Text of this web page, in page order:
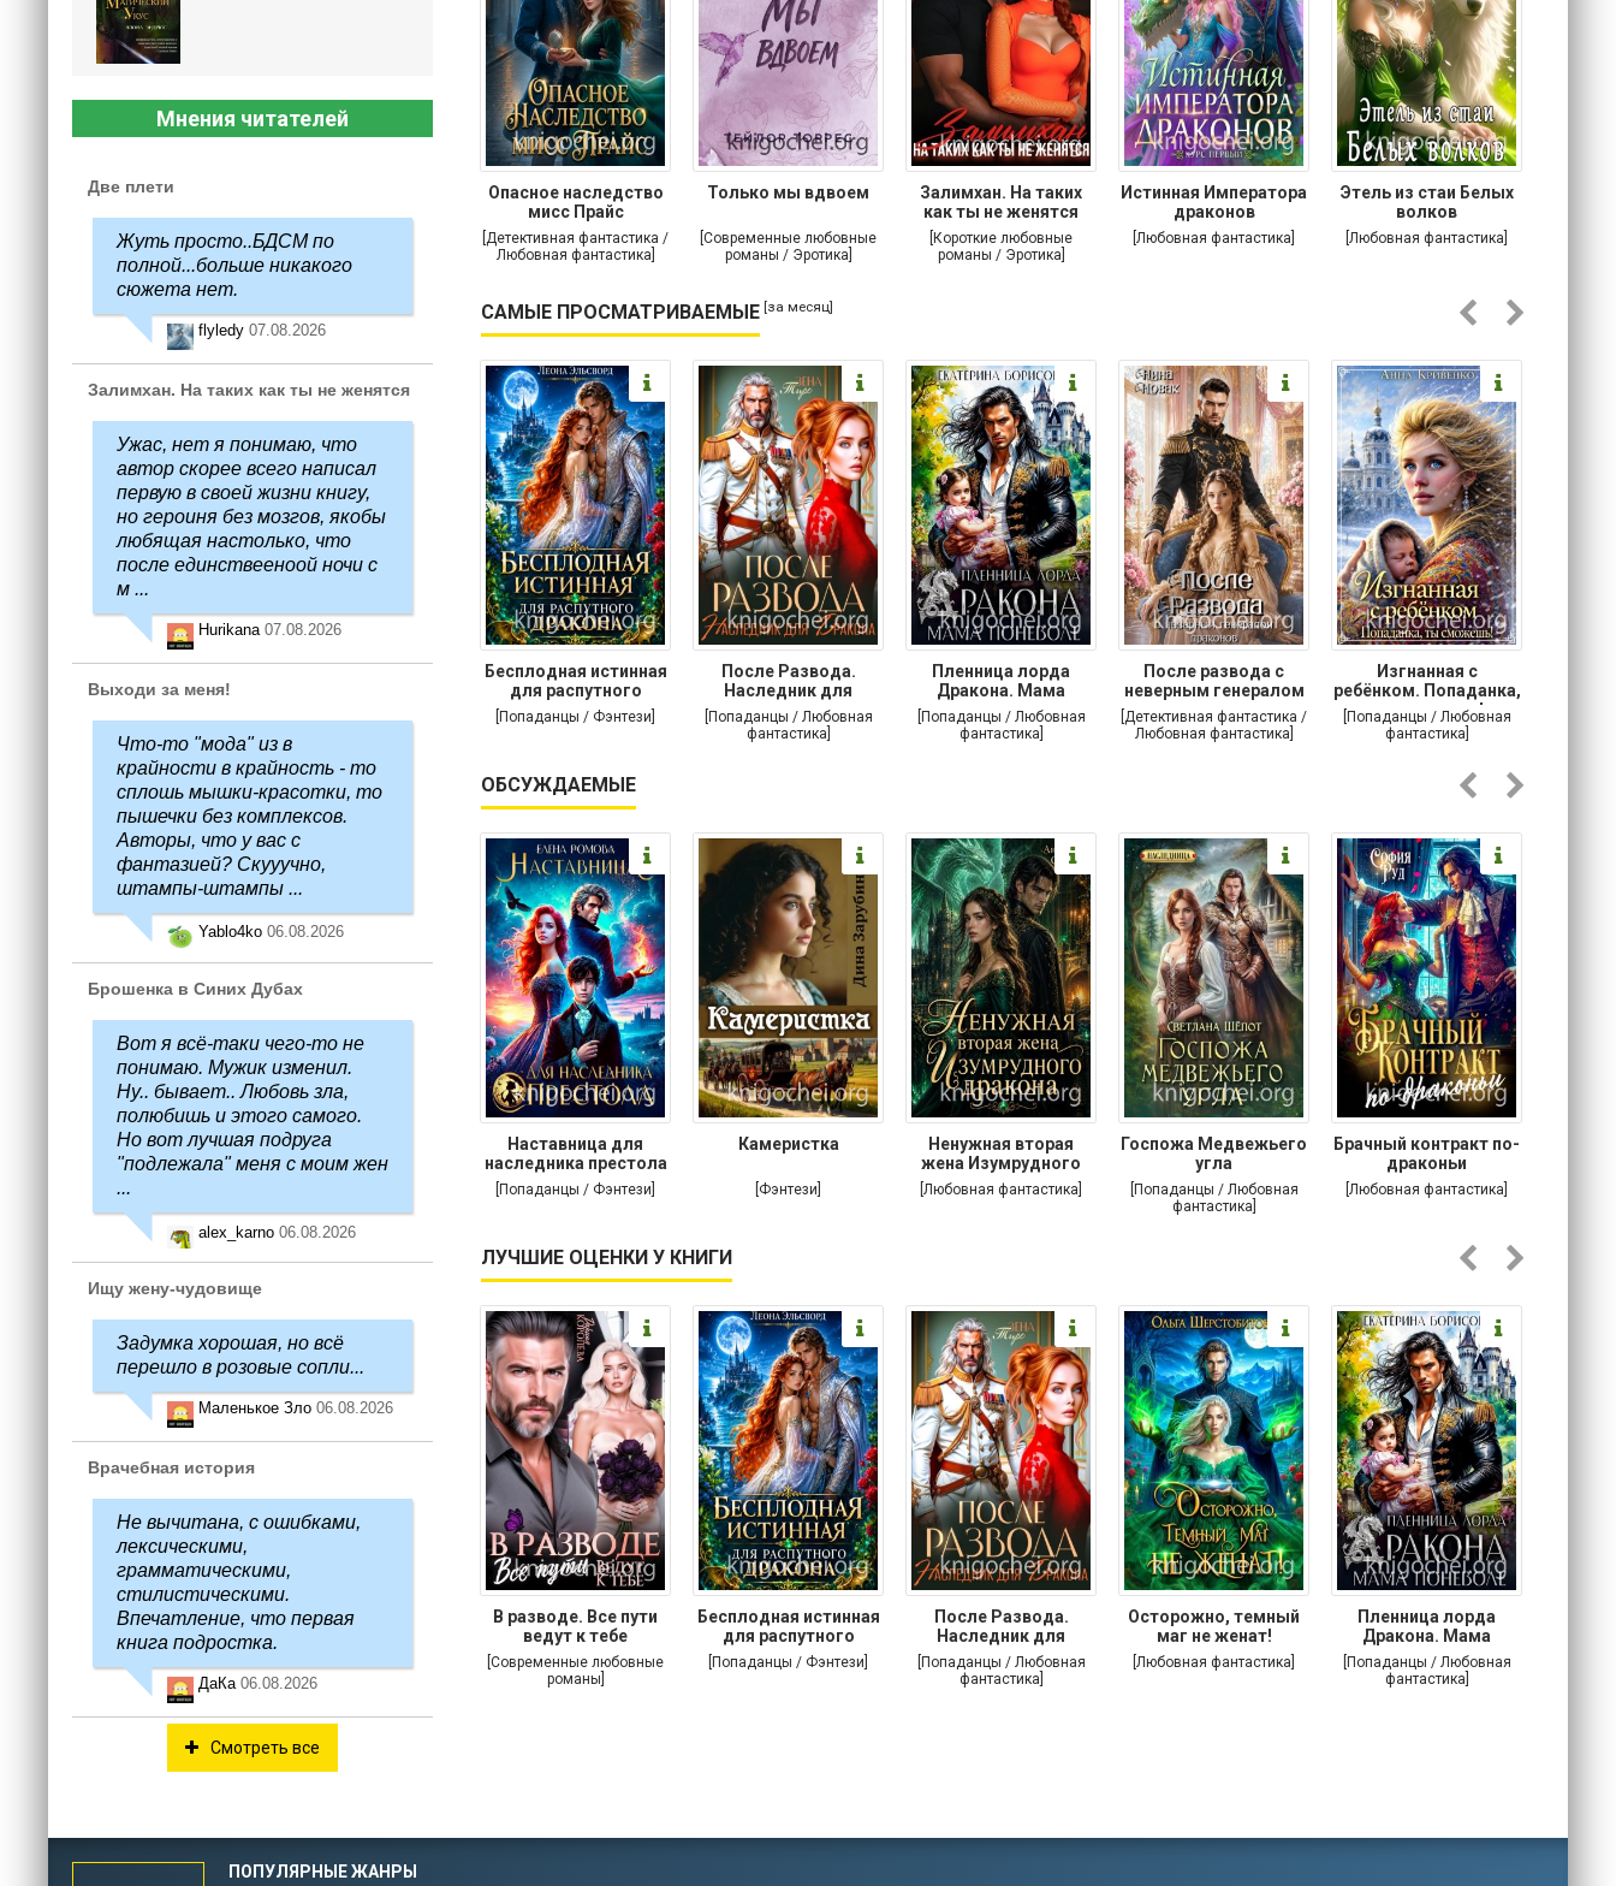
Опасное наследство
мисс Прайс
[Детективная фантастика /
Любовная фантастика]
Только мы вдвоем
[Современные любовные
романы / Эротика]
Залимхан. На таких
как ты не женятся
[Короткие любовные
романы / Эротика]
Истинная Императора
драконов
[Любовная фантастика]
Этель из стаи Белых
волков
[Любовная фантастика]
САМЫЕ ПРОСМАТРИВАЕМЫЕ [за месяц]
Бесплодная истинная
для распутного
дракона
[Попаданцы / Фэнтези]
После Развода.
Наследник для
дракона
[Попаданцы / Любовная
фантастика]
Пленница лорда
Дракона. Мама
поневоле
[Попаданцы / Любовная
фантастика]
После развода с
неверным генералом
драконов
[Детективная фантастика /
Любовная фантастика]
Изгнанная с
ребёнком. Попаданка,
ты сможешь!
[Попаданцы / Любовная
фантастика]
ОБСУЖДАЕМЫЕ
Наставница для
наследника престола
[Попаданцы / Фэнтези]
Камеристка
[Фэнтези]
Ненужная вторая
жена Изумрудного
дракона
[Любовная фантастика]
Госпожа Медвежьего
угла
[Попаданцы / Любовная
фантастика]
Брачный контракт по-
драконьи
[Любовная фантастика]
ЛУЧШИЕ ОЦЕНКИ У КНИГИ
В разводе. Все пути
ведут к тебе
[Современные любовные
романы]
Бесплодная истинная
для распутного
дракона
[Попаданцы / Фэнтези]
После Развода.
Наследник для
дракона
[Попаданцы / Любовная
фантастика]
Осторожно, темный
маг не женат!
[Любовная фантастика]
Пленница лорда
Дракона. Мама
поневоле
[Попаданцы / Любовная
фантастика]
Мнения читателей
Две плети
Жуть просто..БДСМ по
полной...больше никакого
сюжета нет.
flyledy 07.08.2026
Залимхан. На таких как ты не женятся
Ужас, нет я понимаю, что
автор скорее всего написал
первую в своей жизни книгу,
но героиня без мозгов, якобы
любящая настолько, что
после единствееноой ночи с
м ...
Hurikana 07.08.2026
Выходи за меня!
Что-то "мода" из в
крайности в крайность - то
сплошь мышки-красотки, то
пышечки без комплексов.
Авторы, что у вас с
фантазией? Скууучно,
штампы-штампы ...
Yablo4ko 06.08.2026
Брошенка в Синих Дубах
Вот я всё-таки чего-то не
понимаю. Мужик изменил.
Ну.. бывает.. Любовь зла,
полюбишь и этого самого.
Но вот лучшая подруга
"подлежала" меня с моим жен
...
alex_karno 06.08.2026
Ищу жену-чудовище
Задумка хорошая, но всё
перешло в розовые сопли...
Маленькое Зло 06.08.2026
Врачебная история
Не вычитана, с ошибками,
лексическими,
грамматическими,
стилистическими.
Впечатление, что первая
книга подростка.
ДаКа 06.08.2026
Смотреть все